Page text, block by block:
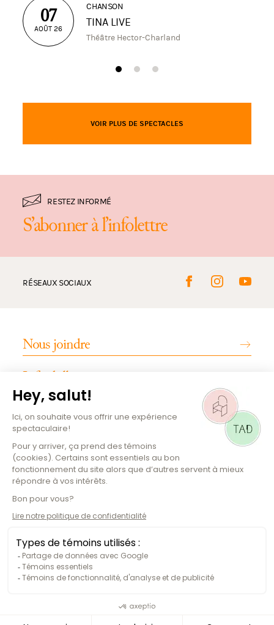
07
AOÛT 26
CHANSON
TINA LIVE
Théâtre Hector-Charland
VOIR PLUS DE SPECTACLES
RESTEZ INFORMÉ
S’abonner à l’infolettre
RÉSEAUX SOCIAUX
Nous joindre
Infos billetterie
INFOS PRATIQUES
Emplois
Magazine culturel
Plan de la salle
Comment s'y rendre
Copyright Ⓒ 2026, Théâtre Hector-Charland.